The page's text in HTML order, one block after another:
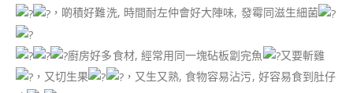
，啲積好難洗, 時間耐左仲會好大陣味, 發霉同滋生細菌
廚房好多食材, 經常用同一塊砧板劏完魚
又要斬雞
，又切生果
，又生又熟, 食物容易沾污, 好容易食到肚仔